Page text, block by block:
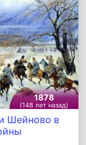
народную, и
и на
1878
(148 лет назад)
Шейново в